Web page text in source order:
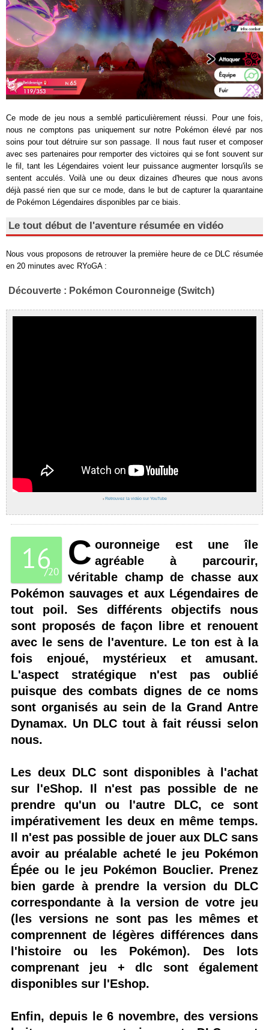
Ce mode de jeu nous a semblé particulièrement réussi. Pour une fois,
nous ne comptons pas uniquement sur notre Pokémon élevé par nos
soins pour tout détruire sur son passage. Il nous faut ruser et composer
avec ses partenaires pour remporter des victoires qui se font souvent sur
le fil, tant les Légendaires voient leur puissance augmenter lorsqu'ils se
sentent acculés. Voilà une ou deux dizaines d'heures que nous avons
déjà passé rien que sur ce mode, dans le but de capturer la quarantaine
de Pokémon Légendaires disponibles par ce biais.
Le tout début de l'aventure résumée en vidéo
Nous vous proposons de retrouver la première heure de ce DLC résumée
en 20 minutes avec RYoGA :
Découverte : Pokémon Couronneige (Switch)
› Retrouvez la vidéo sur YouTube
16
/20
C ouronneige est une île
agréable à parcourir,
véritable champ de chasse aux
Pokémon sauvages et aux Légendaires de
tout poil. Ses différents objectifs nous
sont proposés de façon libre et renouent
avec le sens de l'aventure. Le ton est à la
fois enjoué, mystérieux et amusant.
L'aspect stratégique n'est pas oublié
puisque des combats dignes de ce noms
sont organisés au sein de la Grand Antre
Dynamax. Un DLC tout à fait réussi selon
nous.
Les deux DLC sont disponibles à l'achat
sur l'eShop. Il n'est pas possible de ne
prendre qu'un ou l'autre DLC, ce sont
impérativement les deux en même temps.
Il n'est pas possible de jouer aux DLC sans
avoir au préalable acheté le jeu Pokémon
Épée ou le jeu Pokémon Bouclier. Prenez
bien garde à prendre la version du DLC
correspondante à la version de votre jeu
(les versions ne sont pas les mêmes et
comprennent de légères différences dans
l'histoire ou les Pokémon). Des lots
comprenant jeu + dlc sont également
disponibles sur l'Eshop.
Enfin, depuis le 6 novembre, des versions